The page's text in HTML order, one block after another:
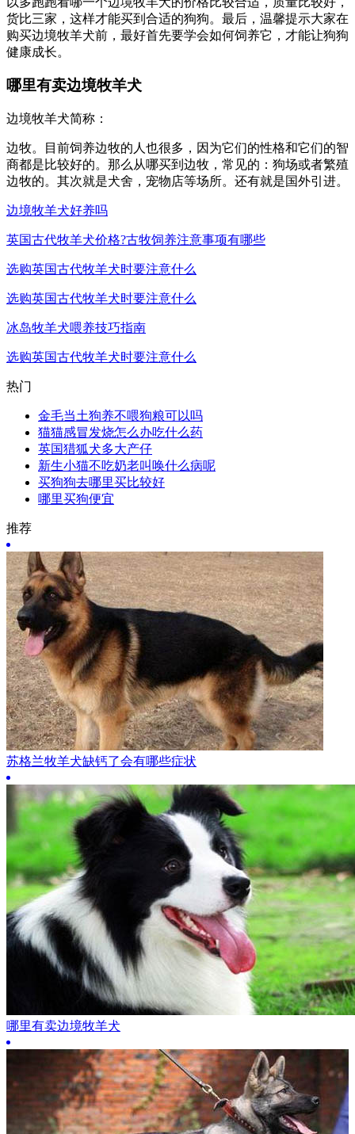
货比三家，这样才能买到合适的狗狗。最后，温馨提示大家在
购买边境牧羊犬前，最好首先要学会如何饲养它，才能让狗狗
健康成长。
哪里有卖边境牧羊犬
边境牧羊犬简称：
边牧。目前饲养边牧的人也很多，因为它们的性格和它们的智
商都是比较好的。那么从哪买到边牧，常见的：狗场或者繁殖
边牧的。其次就是犬舍，宠物店等场所。还有就是国外引进。
边境牧羊犬好养吗
英国古代牧羊犬价格?古牧饲养注意事项有哪些
选购英国古代牧羊犬时要注意什么
选购英国古代牧羊犬时要注意什么
冰岛牧羊犬喂养技巧指南
选购英国古代牧羊犬时要注意什么
热门
金毛当土狗养不喂狗粮可以吗
猫猫感冒发烧怎么办吃什么药
英国猎狐犬多大产仔
新生小猫不吃奶老叫唤什么病呢
买狗狗去哪里买比较好
哪里买狗便宜
推荐
苏格兰牧羊犬缺钙了会有哪些症状
哪里有卖边境牧羊犬